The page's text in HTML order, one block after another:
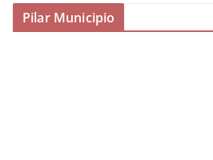
Pilar Municipio